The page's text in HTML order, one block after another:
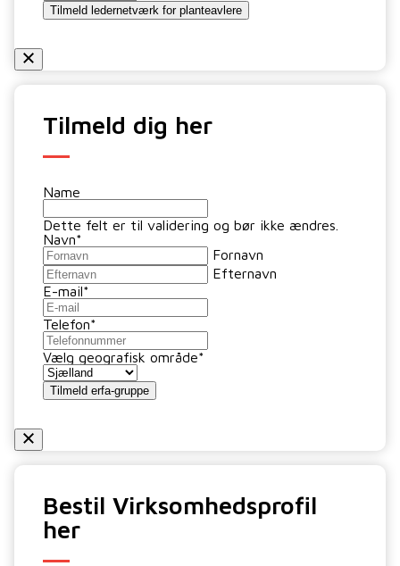
Tilmeld ledernetværk for planteavlere
Tilmeld dig her
Name
Dette felt er til validering og bør ikke ændres.
Navn*
Fornavn
Efternavn
E-mail*
Telefon*
Vælg geografisk område*
Tilmeld erfa-gruppe
Bestil Virksomhedsprofil
her